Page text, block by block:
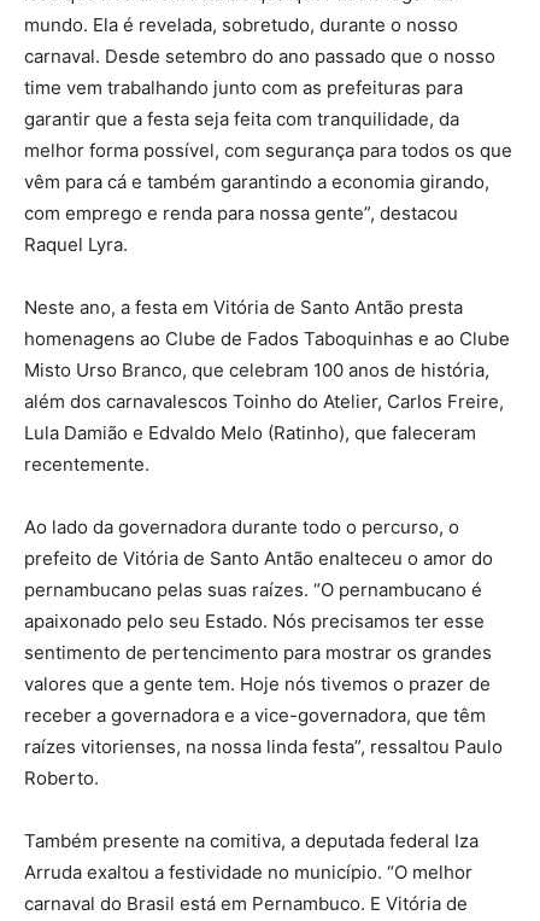
mundo. Ela é revelada, sobretudo, durante o nosso
carnaval. Desde setembro do ano passado que o nosso
time vem trabalhando junto com as prefeituras para
garantir que a festa seja feita com tranquilidade, da
melhor forma possível, com segurança para todos os que
vêm para cá e também garantindo a economia girando,
com emprego e renda para nossa gente”, destacou
Raquel Lyra.
Neste ano, a festa em Vitória de Santo Antão presta
homenagens ao Clube de Fados Taboquinhas e ao Clube
Misto Urso Branco, que celebram 100 anos de história,
além dos carnavalescos Toinho do Atelier, Carlos Freire,
Lula Damião e Edvaldo Melo (Ratinho), que faleceram
recentemente.
Ao lado da governadora durante todo o percurso, o
prefeito de Vitória de Santo Antão enalteceu o amor do
pernambucano pelas suas raízes. “O pernambucano é
apaixonado pelo seu Estado. Nós precisamos ter esse
sentimento de pertencimento para mostrar os grandes
valores que a gente tem. Hoje nós tivemos o prazer de
receber a governadora e a vice-governadora, que têm
raízes vitorienses, na nossa linda festa”, ressaltou Paulo
Roberto.
Também presente na comitiva, a deputada federal Iza
Arruda exaltou a festividade no município. “O melhor
carnaval do Brasil está em Pernambuco. E Vitória de